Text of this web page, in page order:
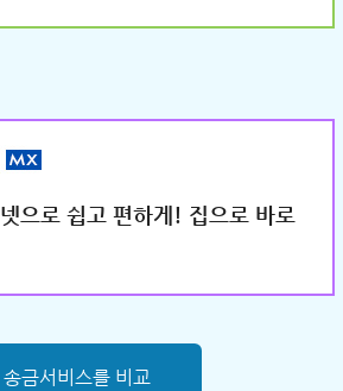
으로 쉽고 편하게! 집으로 바로
송금서비스를 비교